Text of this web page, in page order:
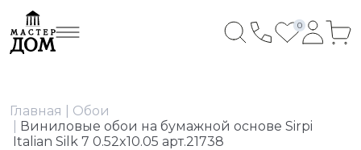
0
Главная
Обои
Виниловые обои на бумажной основе Sirpi
Italian Silk 7 0.52x10.05 арт.21738